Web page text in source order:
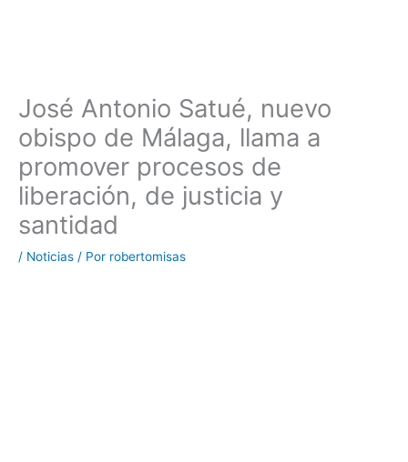
José Antonio Satué, nuevo
obispo de Málaga, llama a
promover procesos de
liberación, de justicia y
santidad
/ Noticias / Por robertomisas